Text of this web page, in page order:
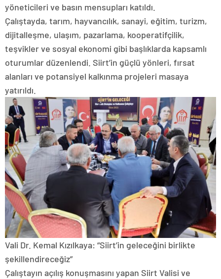
yöneticileri ve basın mensupları katıldı.
Çalıştayda, tarım, hayvancılık, sanayi, eğitim, turizm,
dijitalleşme, ulaşım, pazarlama, kooperatifçilik,
teşvikler ve sosyal ekonomi gibi başlıklarda kapsamlı
oturumlar düzenlendi. Siirt’in güçlü yönleri, fırsat
alanları ve potansiyel kalkınma projeleri masaya
yatırıldı.
Vali Dr. Kemal Kızılkaya: “Siirt’in geleceğini birlikte
şekillendireceğiz”
Çalıştayın açılış konuşmasını yapan Siirt Valisi ve